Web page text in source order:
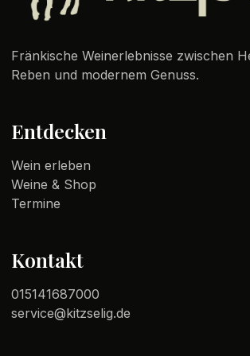
Fränkische Weinerlebnisse zwischen
Reben und modernem Genuss.
Entdecken
Wein erleben
Weine & Shop
Termine
Kontakt
015141687000
service@kitzselig.de